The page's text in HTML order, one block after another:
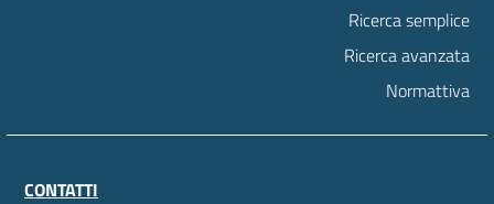
Ricerca semplice
Ricerca avanzata
Normattiva
CONTATTI